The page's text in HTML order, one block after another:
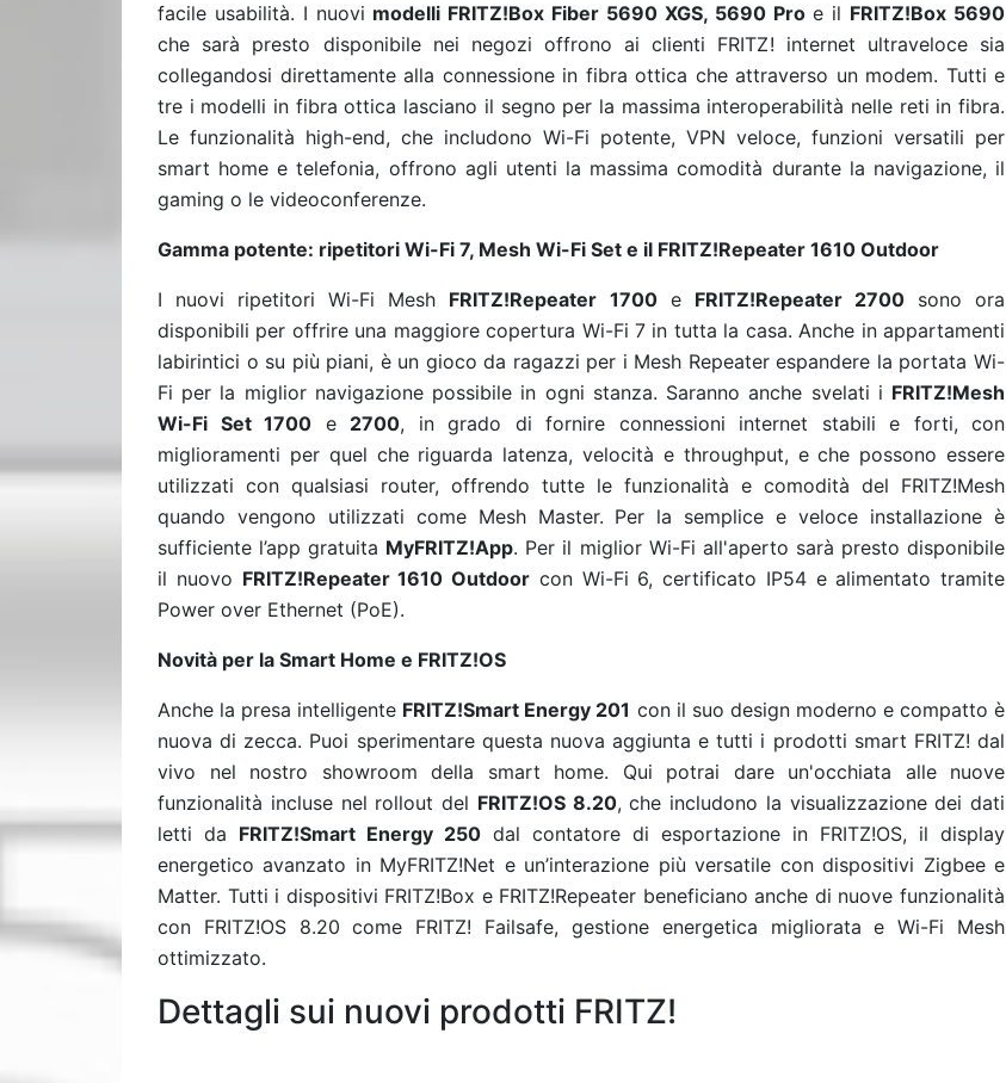
facile usabilità. I nuovi modelli FRITZ!Box Fiber 5690 XGS, 5690 Proe il FRITZ!Box 5690
che sarà presto disponibile nei negozi offrono ai clienti FRITZ! internet ultraveloce sia
collegandosi direttamente alla connessione in fibra ottica che attraverso un modem. Tutti e
tre i modelli in fibra ottica lasciano il segno per la massima interoperabilità nelle reti in fibra.
Le funzionalità high-end, che includono Wi-Fi potente, VPN veloce, funzioni versatili per
smart home e telefonia, offrono agli utenti la massima comodità durante la navigazione, il
gaming o le videoconferenze.
Gamma potente: ripetitori Wi-Fi 7, Mesh Wi-Fi Set e il FRITZ!Repeater 1610 Outdoor
I nuovi ripetitori Wi-Fi Mesh FRITZ!Repeater 1700e FRITZ!Repeater 2700sono ora
disponibili per offrire una maggiore copertura Wi-Fi 7 in tutta la casa. Anche in appartamenti
labirintici o su più piani, è un gioco da ragazzi per i Mesh Repeater espandere la portata Wi-
Fi per la miglior navigazione possibile in ogni stanza. Saranno anche svelati i FRITZ!Mesh
Wi-Fi Set 1700 e 2700, in grado di fornire connessioni internet stabili e forti, con
miglioramenti per quel che riguarda latenza, velocità e throughput, e che possono essere
utilizzati con qualsiasi router, offrendo tutte le funzionalità e comodità del FRITZ!Mesh
quando vengono utilizzati come Mesh Master. Per la semplice e veloce installazione è
sufficiente l’app gratuita MyFRITZ!App. Per il miglior Wi-Fi all'aperto sarà presto disponibile
il nuovo FRITZ!Repeater 1610 Outdoor con Wi-Fi 6, certificato IP54 e alimentato tramite
Power over Ethernet (PoE).
Novità per la Smart Home e FRITZ!OS
Anche la presa intelligente FRITZ!Smart Energy 201 con il suo design moderno e compatto è
nuova di zecca. Puoi sperimentare questa nuova aggiunta e tutti i prodotti smart FRITZ! dal
vivo nel nostro showroom della smart home. Qui potrai dare un'occhiata alle nuove
funzionalità incluse nel rollout del FRITZ!OS 8.20, che includono la visualizzazione dei dati
letti da FRITZ!Smart Energy 250 dal contatore di esportazione in FRITZ!OS, il display
energetico avanzato in MyFRITZ!Net e un’interazione più versatile con dispositivi Zigbee e
Matter. Tutti i dispositivi FRITZ!Box e FRITZ!Repeater beneficiano anche di nuove funzionalità
con FRITZ!OS 8.20 come FRITZ! Failsafe, gestione energetica migliorata e Wi-Fi Mesh
ottimizzato.
Dettagli sui nuovi prodotti FRITZ!